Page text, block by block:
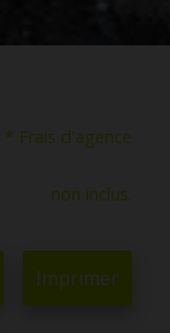
* Frais d'agence
non inclus.
Imprimer